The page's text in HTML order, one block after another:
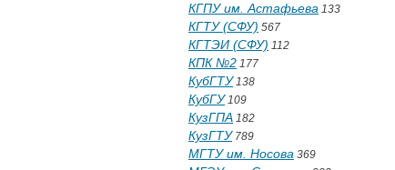
КГПУ им. Астафьева 133
КГТУ (СФУ) 567
КГТЭИ (СФУ) 112
КПК №2 177
КубГТУ138
КубГУ109
КузГПА 182
КузГТУ789
МГТУ им. Носова 369